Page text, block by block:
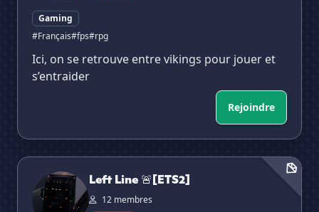
Gaming
#Français#fps#rpg
Ici, on se retrouve entre vikings pour jouer et
s’entraider
Rejoindre
Left Line 🚨[ETS2]
Left Line 🚨[ETS2]
12 membres